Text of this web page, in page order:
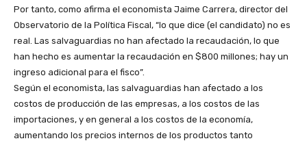
Por tanto, como afirma el economista Jaime Carrera, director del
Observatorio de la Política Fiscal, “lo que dice (el candidato) no es
real. Las salvaguardias no han afectado la recaudación, lo que
han hecho es aumentar la recaudación en $800 millones; hay un
ingreso adicional para el fisco”.
Según el economista, las salvaguardias han afectado a los
costos de producción de las empresas, a los costos de las
importaciones, y en general a los costos de la economía,
aumentando los precios internos de los productos tanto